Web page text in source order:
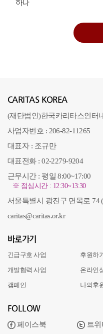
하다
CARITAS KOREA
(재단법인)한국카리타스인터
사업자번호 : 206-82-11265
대표자 : 조규만
대표전화 : 02-2279-9204
근무시간 : 평일 8:00~17:00
※ 점심시간 : 12:30~13:30
서울특별시 광진구 면목로 74
caritas@caritas.or.kr
바로가기
긴급구호 사업
개발협력 사업
캠페인
후원하
온라인
나의후
FOLLOW
페이스북 트위